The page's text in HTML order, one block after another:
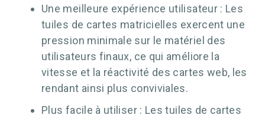
Une meilleure expérience utilisateur : Les
tuiles de cartes matricielles exercent une
pression minimale sur le matériel des
utilisateurs finaux, ce qui améliore la
vitesse et la réactivité des cartes web, les
rendant ainsi plus conviviales.
Plus facile à utiliser : Les tuiles de cartes